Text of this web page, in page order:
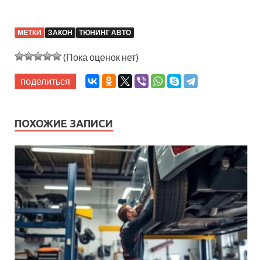
МЕТКИ ЗАКОН ТЮНИНГ АВТО
(Пока оценок нет)
поделиться
ПОХОЖИЕ ЗАПИСИ